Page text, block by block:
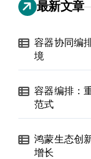
最新文章
容器协同编
境
容器编排：
范式
鸿蒙生态创
增长